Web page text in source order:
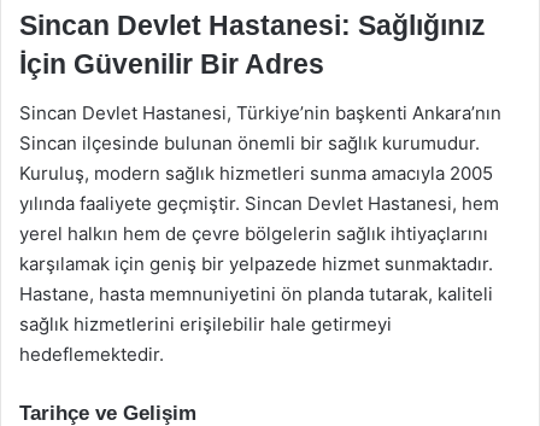
Sincan Devlet Hastanesi: Sağlığınız
İçin Güvenilir Bir Adres
Sincan Devlet Hastanesi, Türkiye’nin başkenti Ankara’nın
Sincan ilçesinde bulunan önemli bir sağlık kurumudur.
Kuruluş, modern sağlık hizmetleri sunma amacıyla 2005
yılında faaliyete geçmiştir. Sincan Devlet Hastanesi, hem
yerel halkın hem de çevre bölgelerin sağlık ihtiyaçlarını
karşılamak için geniş bir yelpazede hizmet sunmaktadır.
Hastane, hasta memnuniyetini ön planda tutarak, kaliteli
sağlık hizmetlerini erişilebilir hale getirmeyi
hedeflemektedir.
Tarihçe ve Gelişim